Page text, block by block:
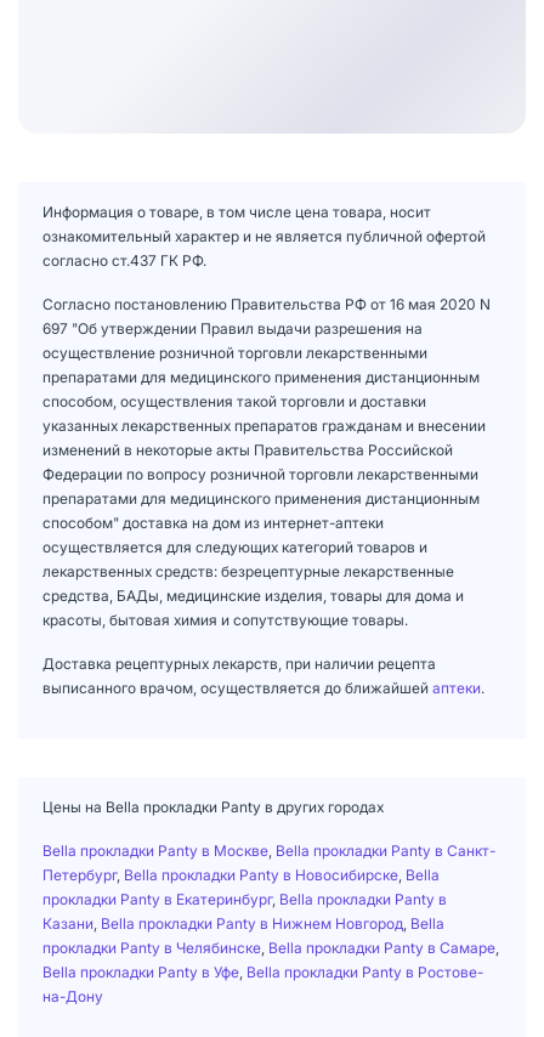
Информация о товаре, в том числе цена товара, носит
ознакомительный характер и не является публичной офертой
согласно ст.437 ГК РФ.
Согласно постановлению Правительства РФ от 16 мая 2020 N
697 "Об утверждении Правил выдачи разрешения на
осуществление розничной торговли лекарственными
препаратами для медицинского применения дистанционным
способом, осуществления такой торговли и доставки
указанных лекарственных препаратов гражданам и внесении
изменений в некоторые акты Правительства Российской
Федерации по вопросу розничной торговли лекарственными
препаратами для медицинского применения дистанционным
способом" доставка на дом из интернет-аптеки
осуществляется для следующих категорий товаров и
лекарственных средств: безрецептурные лекарственные
средства, БАДы, медицинские изделия, товары для дома и
красоты, бытовая химия и сопутствующие товары.
Доставка рецептурных лекарств, при наличии рецепта
выписанного врачом, осуществляется до ближайшей аптеки.
Цены на Bella прокладки Panty в других городах
Bella прокладки Panty в Москве Bella прокладки Panty в Санкт-
Петербург, Bella прокладки Panty в Новосибирске Bella
прокладки Panty в Екатеринбург, Bella прокладки Panty в
Казани Bella прокладки Panty в Нижнем Новгород Bella
прокладки Panty в Челябинске Bella прокладки Panty в Самаре
Bella прокладки Panty в Уфе Bella прокладки Panty в Ростове-
на-Дону